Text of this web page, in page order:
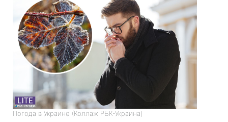
Погода в Украине (Коллаж РБК-Украина)